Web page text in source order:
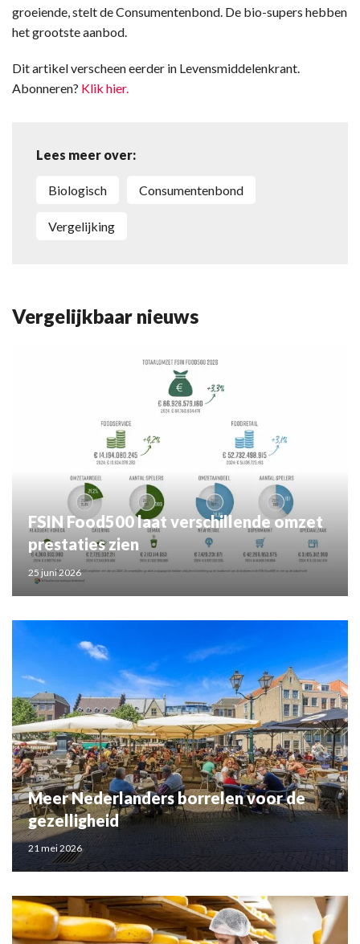
groeiende, stelt de Consumentenbond. De bio-supers hebben
het grootste aanbod.
Dit artikel verscheen eerder in Levensmiddelenkrant.
Abonneren? Klik hier.
Lees meer over:
Biologisch Consumentenbond
vergelijking
Vergelijkbaar nieuws
FSIN Food500 laat verschillende omzet
prestaties zien
25 juni 2026
Meer Nederlanders borrelen voor de
gezelligheid
21 mei 2026